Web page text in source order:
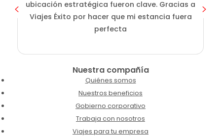
ubicación estratégica fueron clave. Gracias a
Viajes Éxito por hacer que mi estancia fuera
perfecta
Nuestra compañía
Quiénes somos
Nuestros beneficios
Gobierno corporativo
Trabaja con nosotros
Viajes para tu empresa